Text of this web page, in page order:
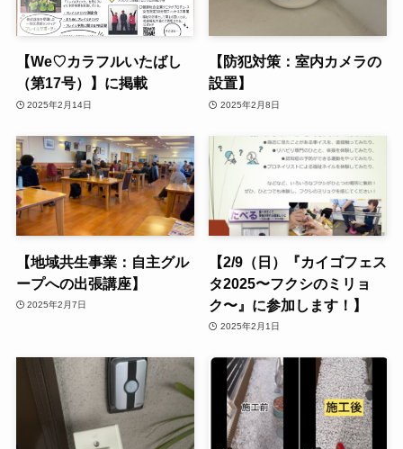
【We♡カラフルいたばし
（第17号）】に掲載
2025年2月14日
【防犯対策：室内カメラの
設置】
2025年2月8日
【地域共生事業：自主グル
ープへの出張講座】
2025年2月7日
【2/9（日）『カイゴフェス
タ2025〜フクシのミリョ
ク〜』に参加します！】
2025年2月1日